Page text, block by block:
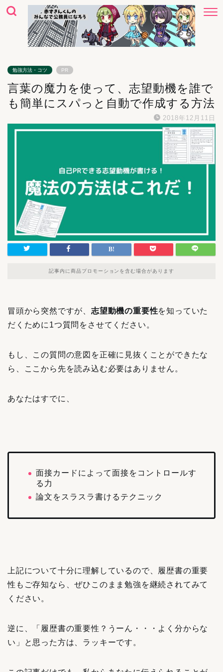
勉強方法・コツ PR
言葉の魔力を使って、志望動機を誰で
も簡単にスパっと自動で作成する方法
2018年12月11日
記事内に商品プロモーションを含む場合があります
冒頭から突然ですが、 志望動機の重要性を知っていた
だくために1つ質問をさせてください。
もし、この質問の意図を正確に見抜くことができたな
ら、ここから先を読み込む必要はありません。
あなたはすでに、
面接カードによって面接をコントロールす
る力
論文をスラスラ書けるテクニック
上記について十分に理解しているので、履歴書の重要
性もご存知なら、ぜひこのまま勉強を継続されてみて
ください。
逆に、「履歴書の重要性？うーん・・・よく分からな
い」と思った方は、ラッキーです。